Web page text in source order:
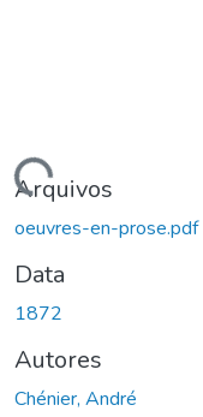
Arquivos
oeuvres-en-prose.pdf
Data
1872
Autores
Chénier, André